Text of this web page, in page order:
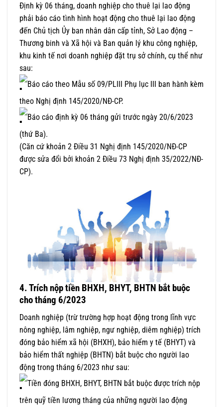
Định kỳ 06 tháng, doanh nghiệp cho thuê lại lao động
phải báo cáo tình hình hoạt động cho thuê lại lao động
đến Chủ tịch Ủy ban nhân dân cấp tỉnh, Sở Lao động –
Thương binh và Xã hội và Ban quản lý khu công nghiệp,
khu kinh tế nơi doanh nghiệp đặt trụ sở chính, cụ thể như
sau:
Báo cáo theo Mẫu số 09/PLIII Phụ lục III ban hành kèm
theo Nghị định 145/2020/NĐ-CP.
Báo cáo định kỳ 06 tháng gửi trước ngày 20/6/2023
(thứ Ba).
(Căn cứ khoản 2 Điều 31 Nghị định 145/2020/NĐ-CP
được sửa đổi bởi khoản 2 Điều 73 Nghị định 35/2022/NĐ-
CP).
4.Trích nộp tiền BHXH, BHYT, BHTN bắt buộc
cho tháng 6/2023
Doanh nghiệp (trừ trường hợp hoạt động trong lĩnh vực
nông nghiệp, lâm nghiệp, ngư nghiệp, diêm nghiệp) trích
đóng bảo hiểm xã hội (BHXH), bảo hiểm y tế (BHYT) và
bảo hiểm thất nghiệp (BHTN) bắt buộc cho người lao
động trong tháng 6/2023 như sau:
Tiền đóng BHXH, BHYT, BHTN bắt buộc được trích nộp
trên quỹ tiền lương tháng của những người lao động